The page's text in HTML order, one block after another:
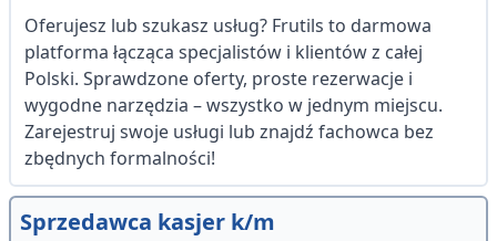
Oferujesz lub szukasz usług? Frutils to darmowa
platforma łącząca specjalistów i klientów z całej
Polski. Sprawdzone oferty, proste rezerwacje i
wygodne narzędzia – wszystko w jednym miejscu.
Zarejestruj swoje usługi lub znajdź fachowca bez
zbędnych formalności!
Sprzedawca kasjer k/m